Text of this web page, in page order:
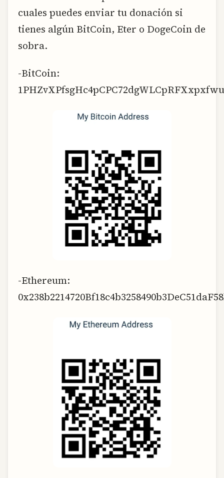
cuales puedes enviar tu donación si
tienes algún BitCoin, Eter o DogeCoin de
sobra.
-BitCoin:
1PHZvXPfsgHc4pCPC72dgWLCpRFXxpxfwu
-Ethereum: